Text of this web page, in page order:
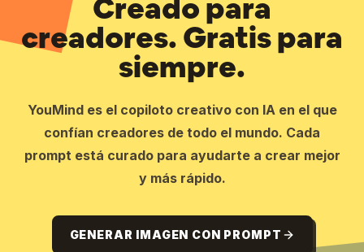
Creado para
creadores. Gratis para
siempre.
YouMind es el copiloto creativo con IA en el que
confían creadores de todo el mundo. Cada
prompt está curado para ayudarte a crear mejor
y más rápido.
GENERAR IMAGEN CON PROMPT